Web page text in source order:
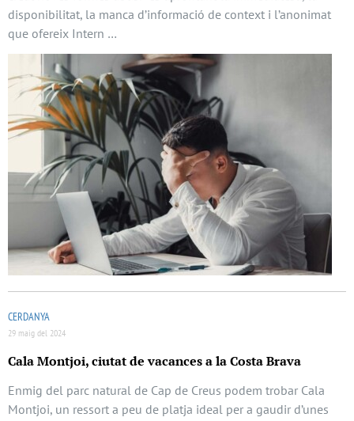
disponibilitat, la manca d’informació de context i l’anonimat
que ofereix Intern …
CERDANYA
29 maig del 2024
Cala Montjoi, ciutat de vacances a la Costa Brava
Enmig del parc natural de Cap de Creus podem trobar Cala
Montjoi, un ressort a peu de platja ideal per a gaudir d’unes